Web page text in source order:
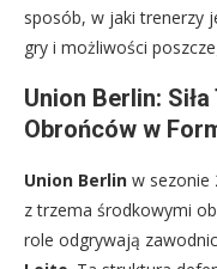
sposób, w jaki trenerzy
gry i możliwości
Union Berlin:
Obrońców w
Union Berlin w sezonie
z trzema środkowymi
role odgrywają